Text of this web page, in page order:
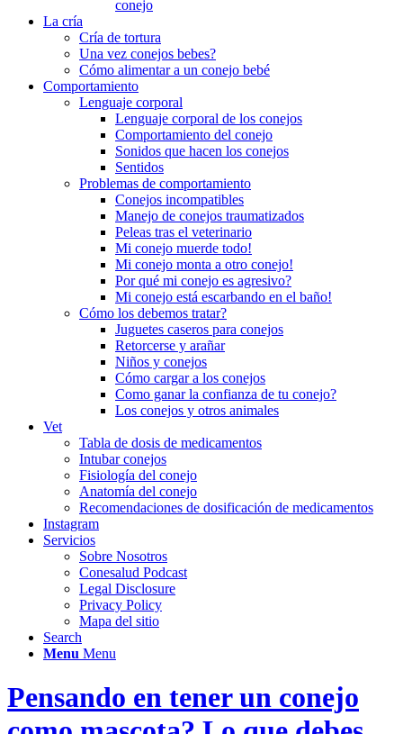
conejo
La cría
Cría de tortura
Una vez conejos bebes?
Cómo alimentar a un conejo bebé
Comportamiento
Lenguaje corporal
Lenguaje corporal de los conejos
Comportamiento del conejo
Sonidos que hacen los conejos
Sentidos
Problemas de comportamiento
Conejos incompatibles
Manejo de conejos traumatizados
Peleas tras el veterinario
Mi conejo muerde todo!
Mi conejo monta a otro conejo!
Por qué mi conejo es agresivo?
Mi conejo está escarbando en el baño!
Cómo los debemos tratar?
Juguetes caseros para conejos
Retorcerse y arañar
Niños y conejos
Cómo cargar a los conejos
Como ganar la confianza de tu conejo?
Los conejos y otros animales
Vet
Tabla de dosis de medicamentos
Intubar conejos
Fisiología del conejo
Anatomía del conejo
Recomendaciones de dosificación de medicamentos
Instagram
Servicios
Sobre Nosotros
Conesalud Podcast
Legal Disclosure
Privacy Policy
Mapa del sitio
Search
Menu Menu
Pensando en tener un conejo